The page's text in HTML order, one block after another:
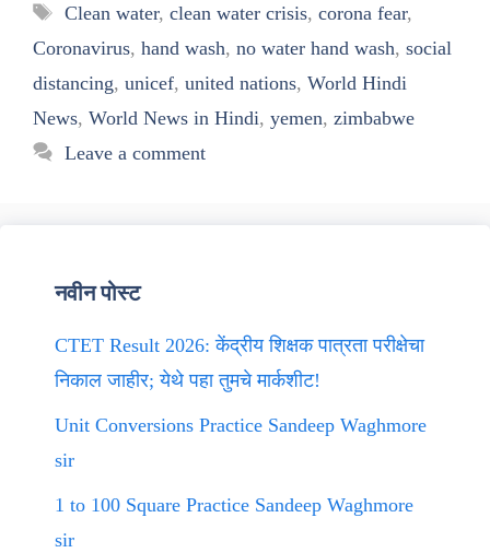
Tags
Clean water, clean water crisis, corona fear,
Coronavirus, hand wash, no water hand wash, social
distancing, unicef, united nations, World Hindi
News, World News in Hindi, yemen, zimbabwe
Leave a comment
नवीन पोस्ट
CTET Result 2026: केंद्रीय शिक्षक पात्रता परीक्षेचा
निकाल जाहीर; येथे पहा तुमचे मार्कशीट!
Unit Conversions Practice Sandeep Waghmore
sir
1 to 100 Square Practice Sandeep Waghmore
sir